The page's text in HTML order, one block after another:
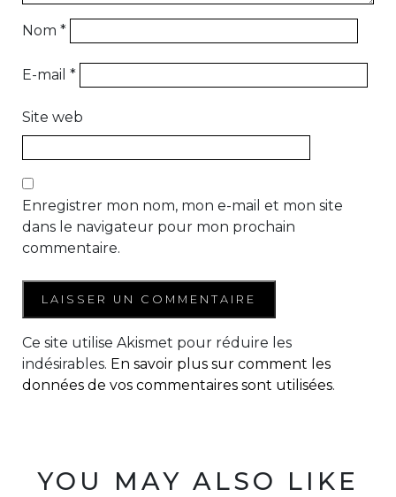
Nom *
E-mail *
Site web
Enregistrer mon nom, mon e-mail et mon site
dans le navigateur pour mon prochain
commentaire.
Ce site utilise Akismet pour réduire les
indésirables. En savoir plus sur comment les
données de vos commentaires sont utilisées.
YOU MAY ALSO LIKE